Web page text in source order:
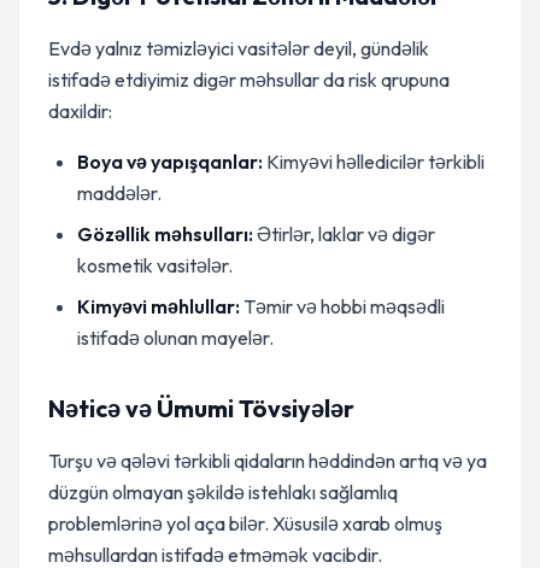
Evdə yalnız təmizləyici vasitələr deyil, gündəlik
istifadə etdiyimiz digər məhsullar da risk qrupuna
daxildir:
Boya və yapışqanlar: Kimyəvi həlledicilər tərkibli
maddələr.
Gözəllik məhsulları:Ətirlər, laklar və digər
kosmetik vasitələr.
Kimyəvi məhlullar: Təmir və hobbi məqsədli
istifadə olunan mayelər.
Nəticə və Ümumi Tövsiyələr
Turşu və qələvi tərkibli qidaların həddindən artıq və ya
düzgün olmayan şəkildə istehlakı sağlamlıq
problemlərinə yol aça bilər. Xüsusilə xarab olmuş
məhsullardan istifadə etməmək vacibdir.